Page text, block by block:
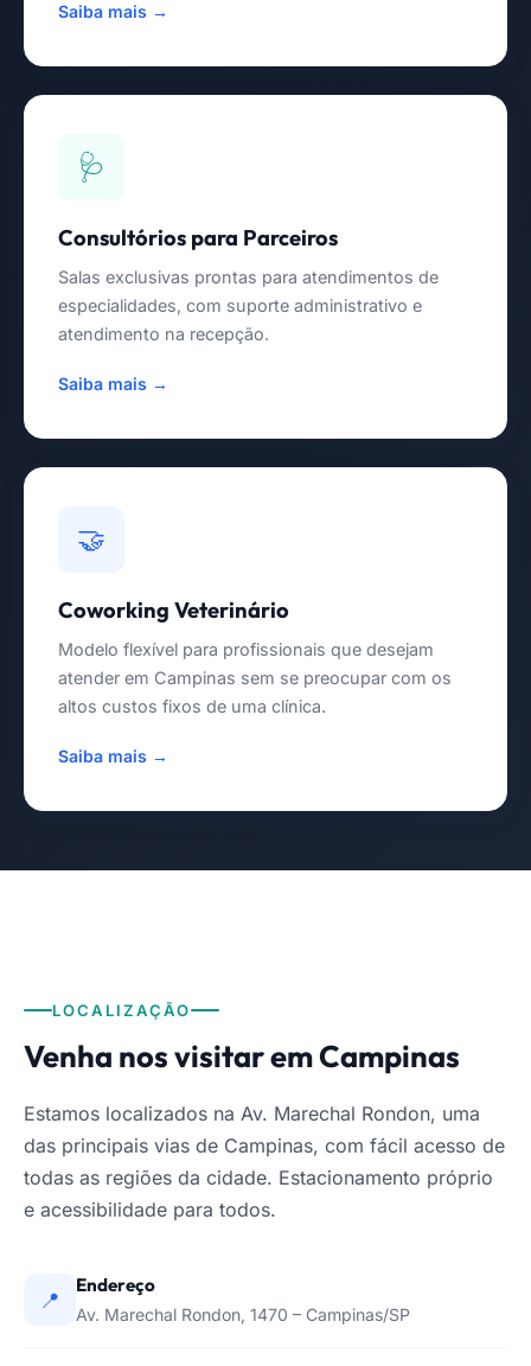
Saiba mais →
🩺
Consultórios para Parceiros
Salas exclusivas prontas para atendimentos de
especialidades, com suporte administrativo e
atendimento na recepção.
Saiba mais →
🤝
Coworking Veterinário
Modelo flexível para profissionais que desejam
atender em Campinas sem se preocupar com os
altos custos fixos de uma clínica.
Saiba mais →
LOCALIZAÇÃO
Venha nos visitar em Campinas
Estamos localizados na Av. Marechal Rondon, uma
das principais vias de Campinas, com fácil acesso de
todas as regiões da cidade. Estacionamento próprio
e acessibilidade para todos.
📍
Endereço
Av. Marechal Rondon, 1470 – Campinas/SP